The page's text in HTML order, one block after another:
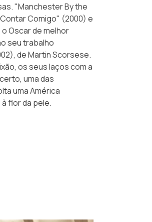
"Manchester By the
Comigo" (2000) e
Oscar de melhor
seu trabalho
de Martin Scorsese.
os seus laços com a
uma das
uma América
flor da pele.